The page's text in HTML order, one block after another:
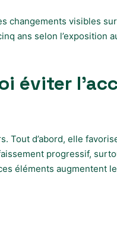
changements visibles
ans selon l’exposition
éviter
d’abord, elle
progressif,
éléments augmentent